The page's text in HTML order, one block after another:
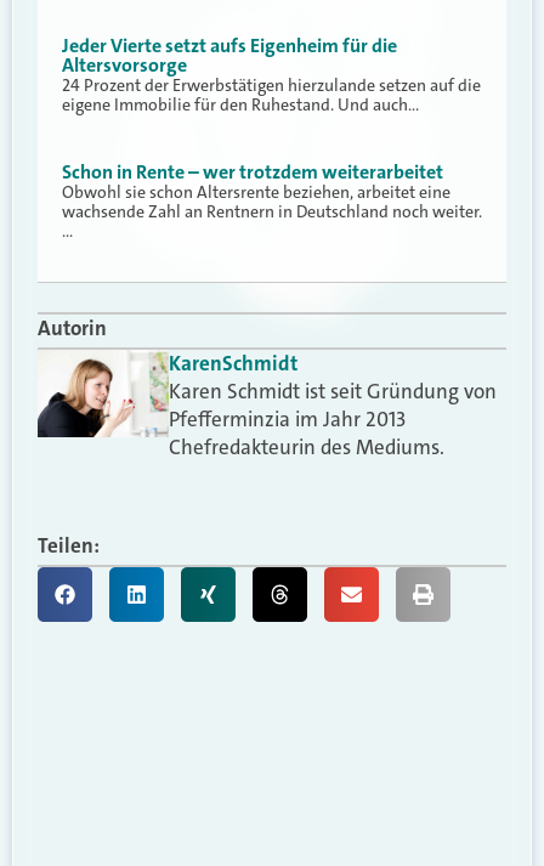
Jeder Vierte setzt aufs Eigenheim für die
Altersvorsorge
24 Prozent der Erwerbstätigen hierzulande setzen auf die
eigene Immobilie für den Ruhestand. Und auch…
Schon in Rente – wer trotzdem weiterarbeitet
Obwohl sie schon Altersrente beziehen, arbeitet eine
wachsende Zahl an Rentnern in Deutschland noch weiter.
…
Autorin
KarenSchmidt
Karen Schmidt ist seit Gründung von
Pfefferminzia im Jahr 2013
Chefredakteurin des Mediums.
Teilen: